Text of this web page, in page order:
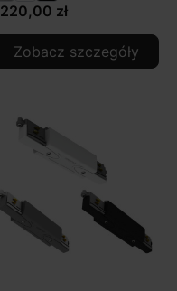
220,00 zł
Zobacz szczegóły